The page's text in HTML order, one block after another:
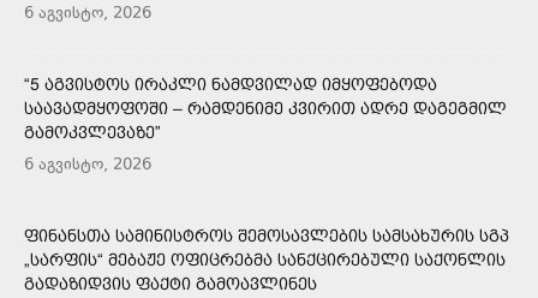
6 აგვისტო, 2026
“5 ᲐᲒᲕᲘᲡᲢᲝᲡ ᲘᲠᲐᲙᲚᲘ ᲜᲐᲛᲓᲕᲘᲚᲐᲓ ᲘᲛᲧᲝᲤᲔᲑᲝᲓᲐ
ᲡᲐᲐᲕᲐᲓᲛᲧᲝᲤᲝᲨᲘ – ᲠᲐᲛᲓᲔᲜᲘᲛᲔ ᲙᲕᲘᲠᲘᲗ ᲐᲓᲠᲔ ᲓᲐᲒᲔᲒᲛᲘᲚ
ᲒᲐᲛᲝᲙᲕᲚᲔᲕᲐᲖᲔ”
6 აგვისტო, 2026
ᲤᲘᲜᲐᲜᲡᲗᲐ ᲡᲐᲛᲘᲜᲘᲡᲢᲠᲝᲡ ᲨᲔᲛᲝᲡᲐᲕᲚᲔᲑᲘᲡ ᲡᲐᲛᲡᲐᲮᲣᲠᲘᲡ ᲡᲒᲞ
„ᲡᲐᲠᲤᲘᲡ“ ᲛᲔᲑᲐᲟᲔ ᲝᲤᲘᲪᲠᲔᲑᲛᲐ ᲡᲐᲜᲥᲪᲘᲠᲔᲑᲣᲚᲘ ᲡᲐᲥᲝᲜᲚᲘᲡ
ᲒᲐᲓᲐᲖᲘᲓᲕᲘᲡ ᲤᲐᲥᲢᲘ ᲒᲐᲛᲝᲐᲕᲚᲘᲜᲔᲡ